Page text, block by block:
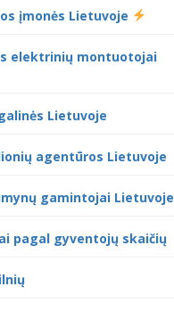
įmonės Lietuvoje
elektrinių montuotojai
Lietuvoje
agentūros Lietuvoje
gamintojai Lietuvoje
pagal gyventojų skaičių